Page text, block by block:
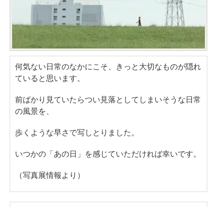
何気ない日常のなかにこそ、きっと大切なものが隠れ
ていると思います。
前ばかり見ていたらつい見落としてしまいそうな日常
の風景を、
歩くような早さで写しとりました。
いつかの「あの日」を感じていただければ幸いです。
（写真展情報より）